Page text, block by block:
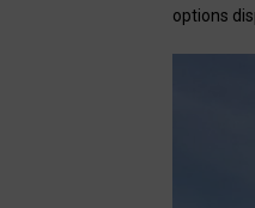
options